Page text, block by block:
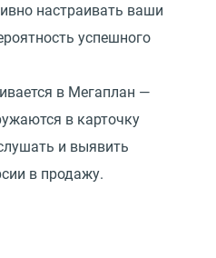
настраивать ваши
успешного
в Мегаплан —
в карточку
и выявить
в продажу.